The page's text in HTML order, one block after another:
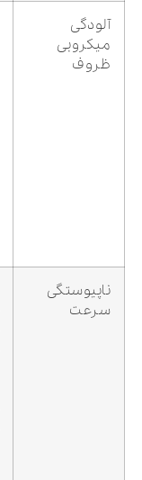
آلودگی
میکروبی
ظروف
ناپیوستگی
سرعت